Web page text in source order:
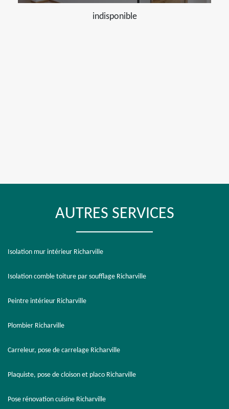
indisponible
AUTRES SERVICES
Isolation mur intérieur Richarville
Isolation comble toiture par soufflage Richarville
Peintre intérieur Richarville
Plombier Richarville
Carreleur, pose de carrelage Richarville
Plaquiste, pose de cloison et placo Richarville
Pose rénovation cuisine Richarville